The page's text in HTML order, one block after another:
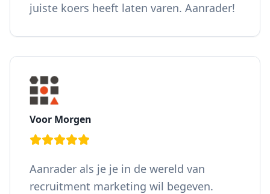
juiste koers heeft laten varen. Aanrader!
Voor Morgen
Aanrader als je je in de wereld van
recruitment marketing wil begeven.